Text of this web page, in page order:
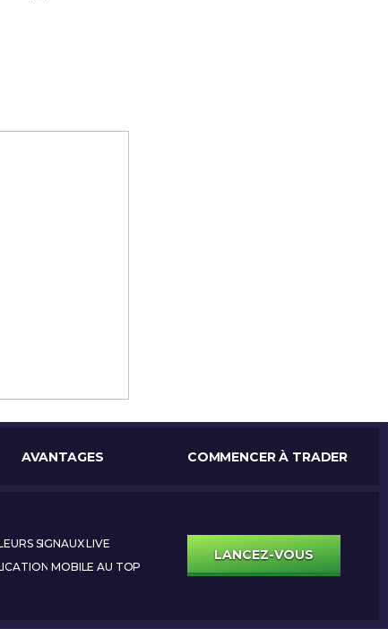
AVANTAGES COMMENCERÀ TRADER
SIGNAUX LIVE
MOBILE AU TOP
LANCEZ-VOUS